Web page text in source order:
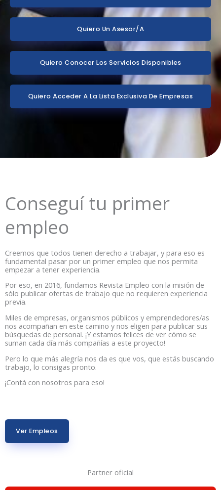
Quiero Un Asesor/a
Quiero Conocer Los Servicios Disponibles
Quiero Acceder A La Lista Exclusiva De Empresas
Conseguí tu primer
empleo
Creemos que todos tienen derecho a trabajar, y para eso es
fundamental pasar por un primer empleo que nos permita
empezar a tener experiencia.
Por eso, en 2016, fundamos Revista Empleo con la misión de
sólo publicar ofertas de trabajo que no requieren experiencia
previa.
Miles de empresas, organismos públicos y emprendedores/as
nos acompañan en este camino y nos eligen para publicar sus
búsquedas de personal. ¡Y estamos felices de ver cómo se
suman cada día más compañías a este proyecto!
Pero lo que más alegría nos da es que vos, que estás buscando
trabajo, lo consigas pronto.
¡Contá con nosotros para eso!
Ver Empleos
Partner oficial